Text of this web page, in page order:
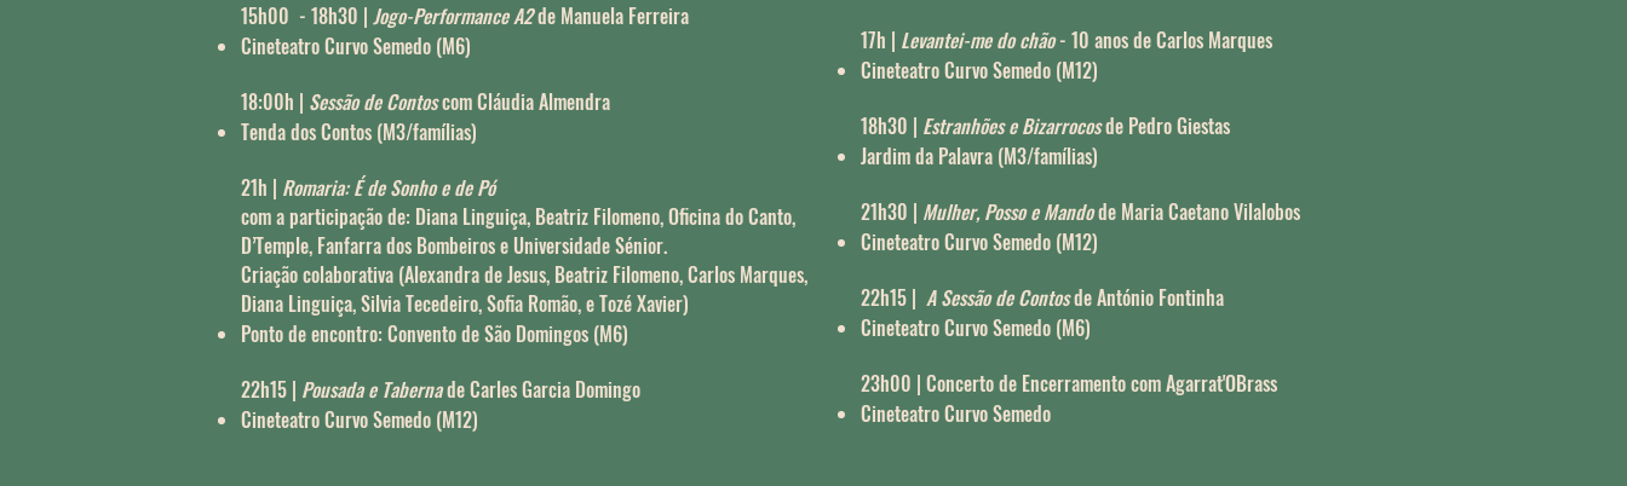
15h00 - 18h30 | Jogo-PerformanceA2de Manuela Ferreira
Cineteatro Curvo Semedo (M6)
18:00h | Sessão de Contoscom Cláudia Almendra
Tenda dos Contos (M3/famílias)
21h | Romaria: É de Sonho e de Pó
com a participação de: Diana Linguiça, Beatriz Filomeno, Oficina do Canto,
D’Temple, Fanfarra dos Bombeiros e Universidade Sénior.
Criação colaborativa (Alexandra de Jesus, Beatriz Filomeno, Carlos Marques,
Diana Linguiça, Silvia Tecedeiro, Sofia Romão, e Tozé Xavier)
Ponto de encontro: Convento de São Domingos (M6)
22h15 | Pousada e Tabernade Carles Garcia Domingo
Cineteatro Curvo Semedo (M12)
17h | Levantei-me do chão- 10 anos de Carlos Marques
Cineteatro Curvo Semedo (M12)
18h30 | Estranhões e Bizarrocosde Pedro Giestas
Jardim da Palavra (M3/famílias)
21h30 | Mulher, Posso e Mandode Maria Caetano Vilalobos
Cineteatro Curvo Semedo (M12)
22h15 | A Sessão de Contosde António Fontinha
Cineteatro Curvo Semedo (M6)
23h00 | Concerto de Encerramento com Agarrat'OBrass
Cineteatro Curvo Semedo